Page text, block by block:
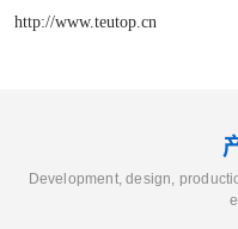
http://www.teutop.cn
Development, design,